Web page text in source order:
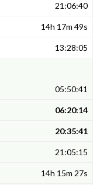
21:06:40
14h 17m 49s
13:28:05
05:50:41
06:20:14
20:35:41
21:05:15
14h 15m 27s